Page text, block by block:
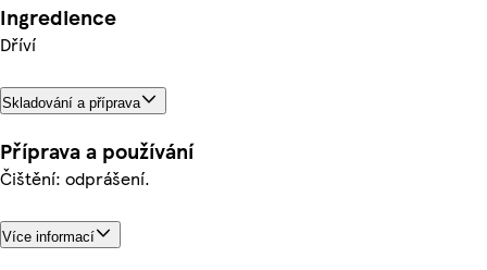
Ingredience
Dříví
Skladování a příprava
Příprava a používání
Čištění: odprášení.
Více informací